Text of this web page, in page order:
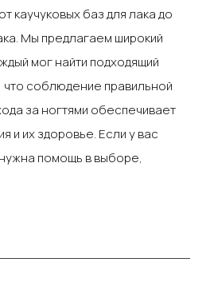
каучуковых баз для лака до
Мы предлагаем широкий
мог найти подходящий
что соблюдение правильной
за ногтями обеспечивает
и их здоровье. ‍Если у вас
помощь в выборе,